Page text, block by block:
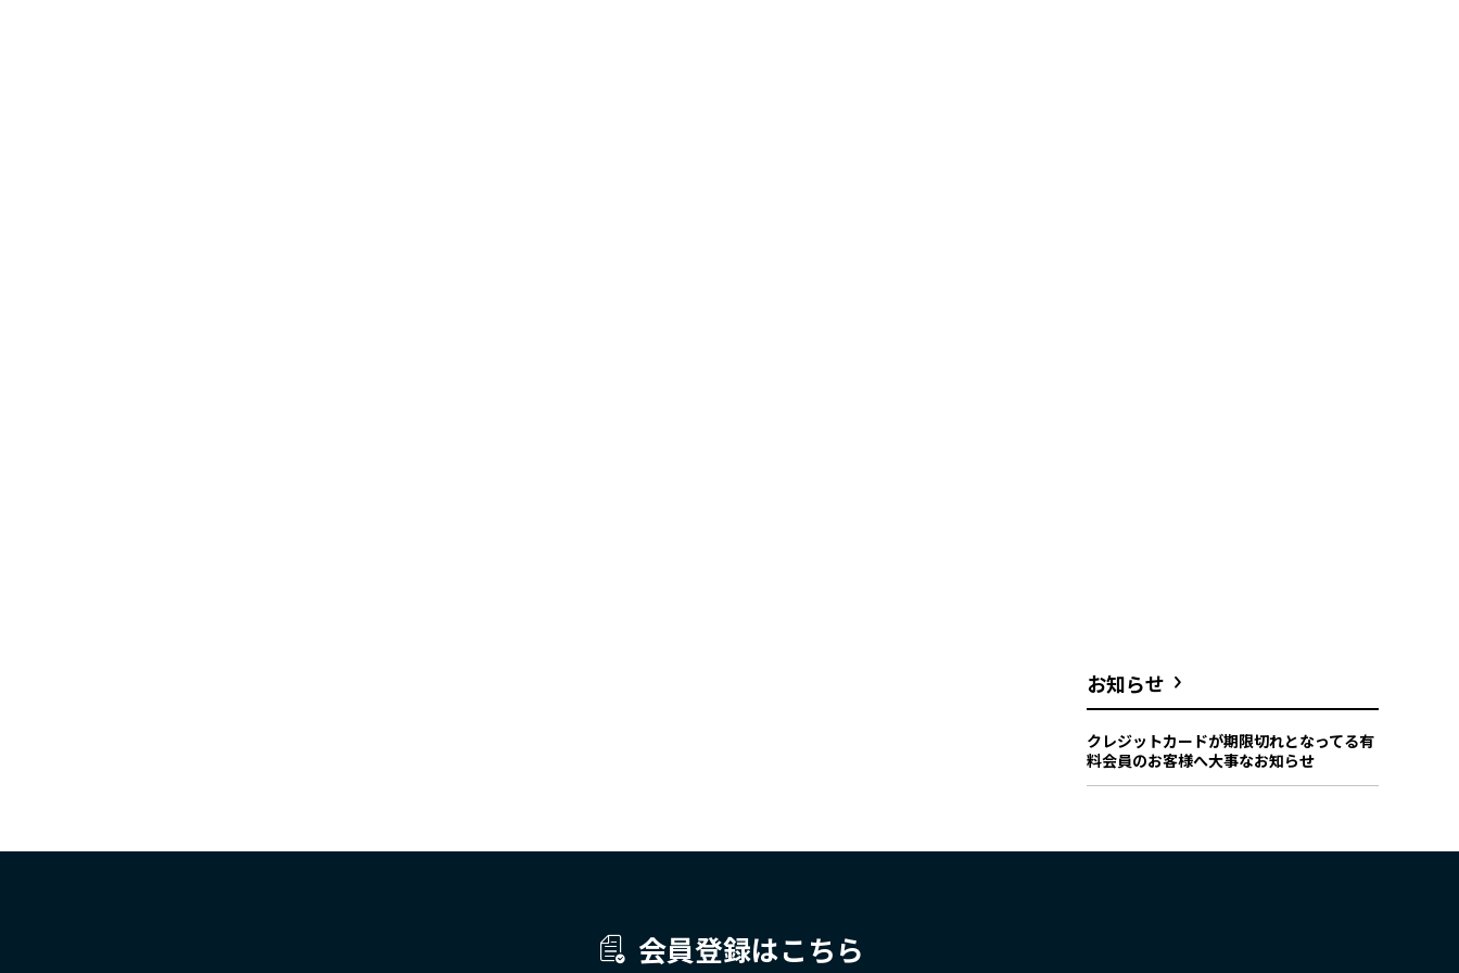
お知らせ
クレジットカードが期限切れとなってる有
料会員のお客様へ大事なお知らせ
会員登録はこちら